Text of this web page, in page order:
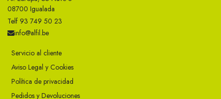
08700 Igualada
Telf 93 749 50 23
info@alfil.be
Servicio al cliente
Aviso Legal y Cookies
Política de privacidad
Pedidos y Devoluciones